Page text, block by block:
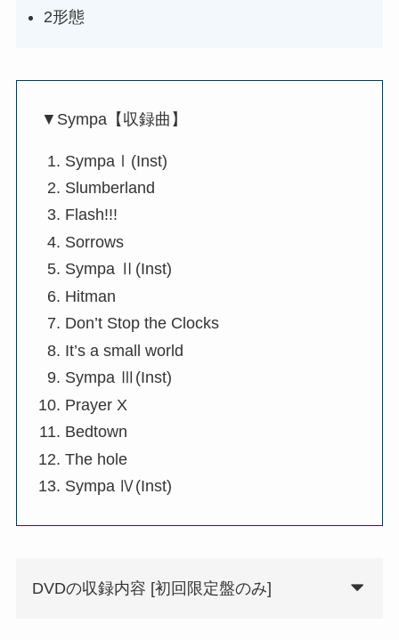
2形態
▼Sympa【収録曲】
SympaⅠ(Inst)
Slumberland
Flash!!!
Sorrows
Sympa Ⅱ(Inst)
Hitman
Don’t Stop the Clocks
It’s a small world
Sympa Ⅲ(Inst)
Prayer X
Bedtown
The hole
Sympa Ⅳ(Inst)
DVDの収録内容 [初回限定盤のみ]